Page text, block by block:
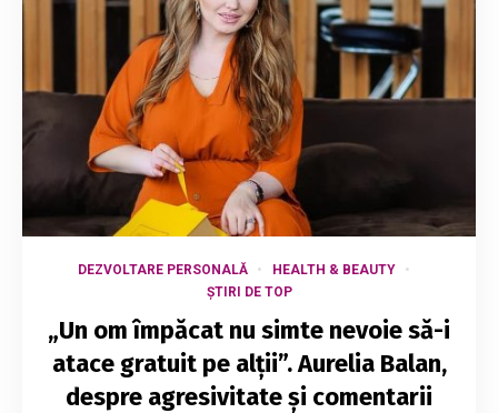
DEZVOLTARE PERSONALĂ
HEALTH & BEAUTY
ȘTIRI DE TOP
„Un om împăcat nu simte nevoie să-i
atace gratuit pe alții”. Aurelia Balan,
despre agresivitate și comentarii